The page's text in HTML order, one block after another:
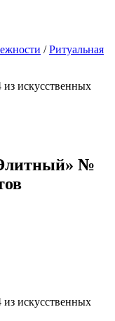
/ Ритуальная
искусственных
№
искусственных